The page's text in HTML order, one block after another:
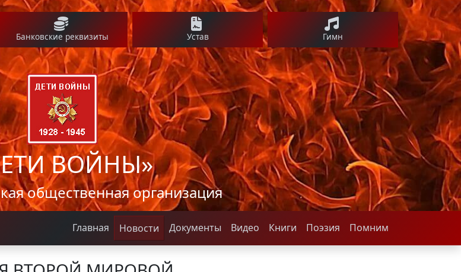
Банковские реквизиты Устав Гимн
ВОЙНЫ»
общественная организация
Главная Новости Документы Видео Книги Поэзия Помним